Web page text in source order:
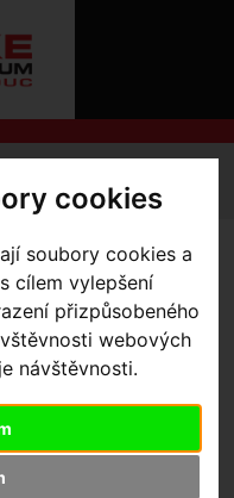
cookies
soubory cookies a
cílem vylepšení
přizpůsobeného
webových
návštěvnosti.
O
SLUŽBY
REGISTRACE
ZTRATILI
rukavice ESPRESSO
-
021 M